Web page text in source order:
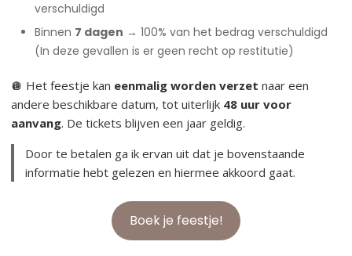
verschuldigd
Binnen 7 dagen → 100% van het bedrag verschuldigd
(In deze gevallen is er geen recht op restitutie)
🪩 Het feestje kan eenmalig worden verzet naar een
andere beschikbare datum, tot uiterlijk 48 uur voor
aanvang. De tickets blijven een jaar geldig.
Door te betalen ga ik ervan uit dat je bovenstaande
informatie hebt gelezen en hiermee akkoord gaat.
Boek je feestje!